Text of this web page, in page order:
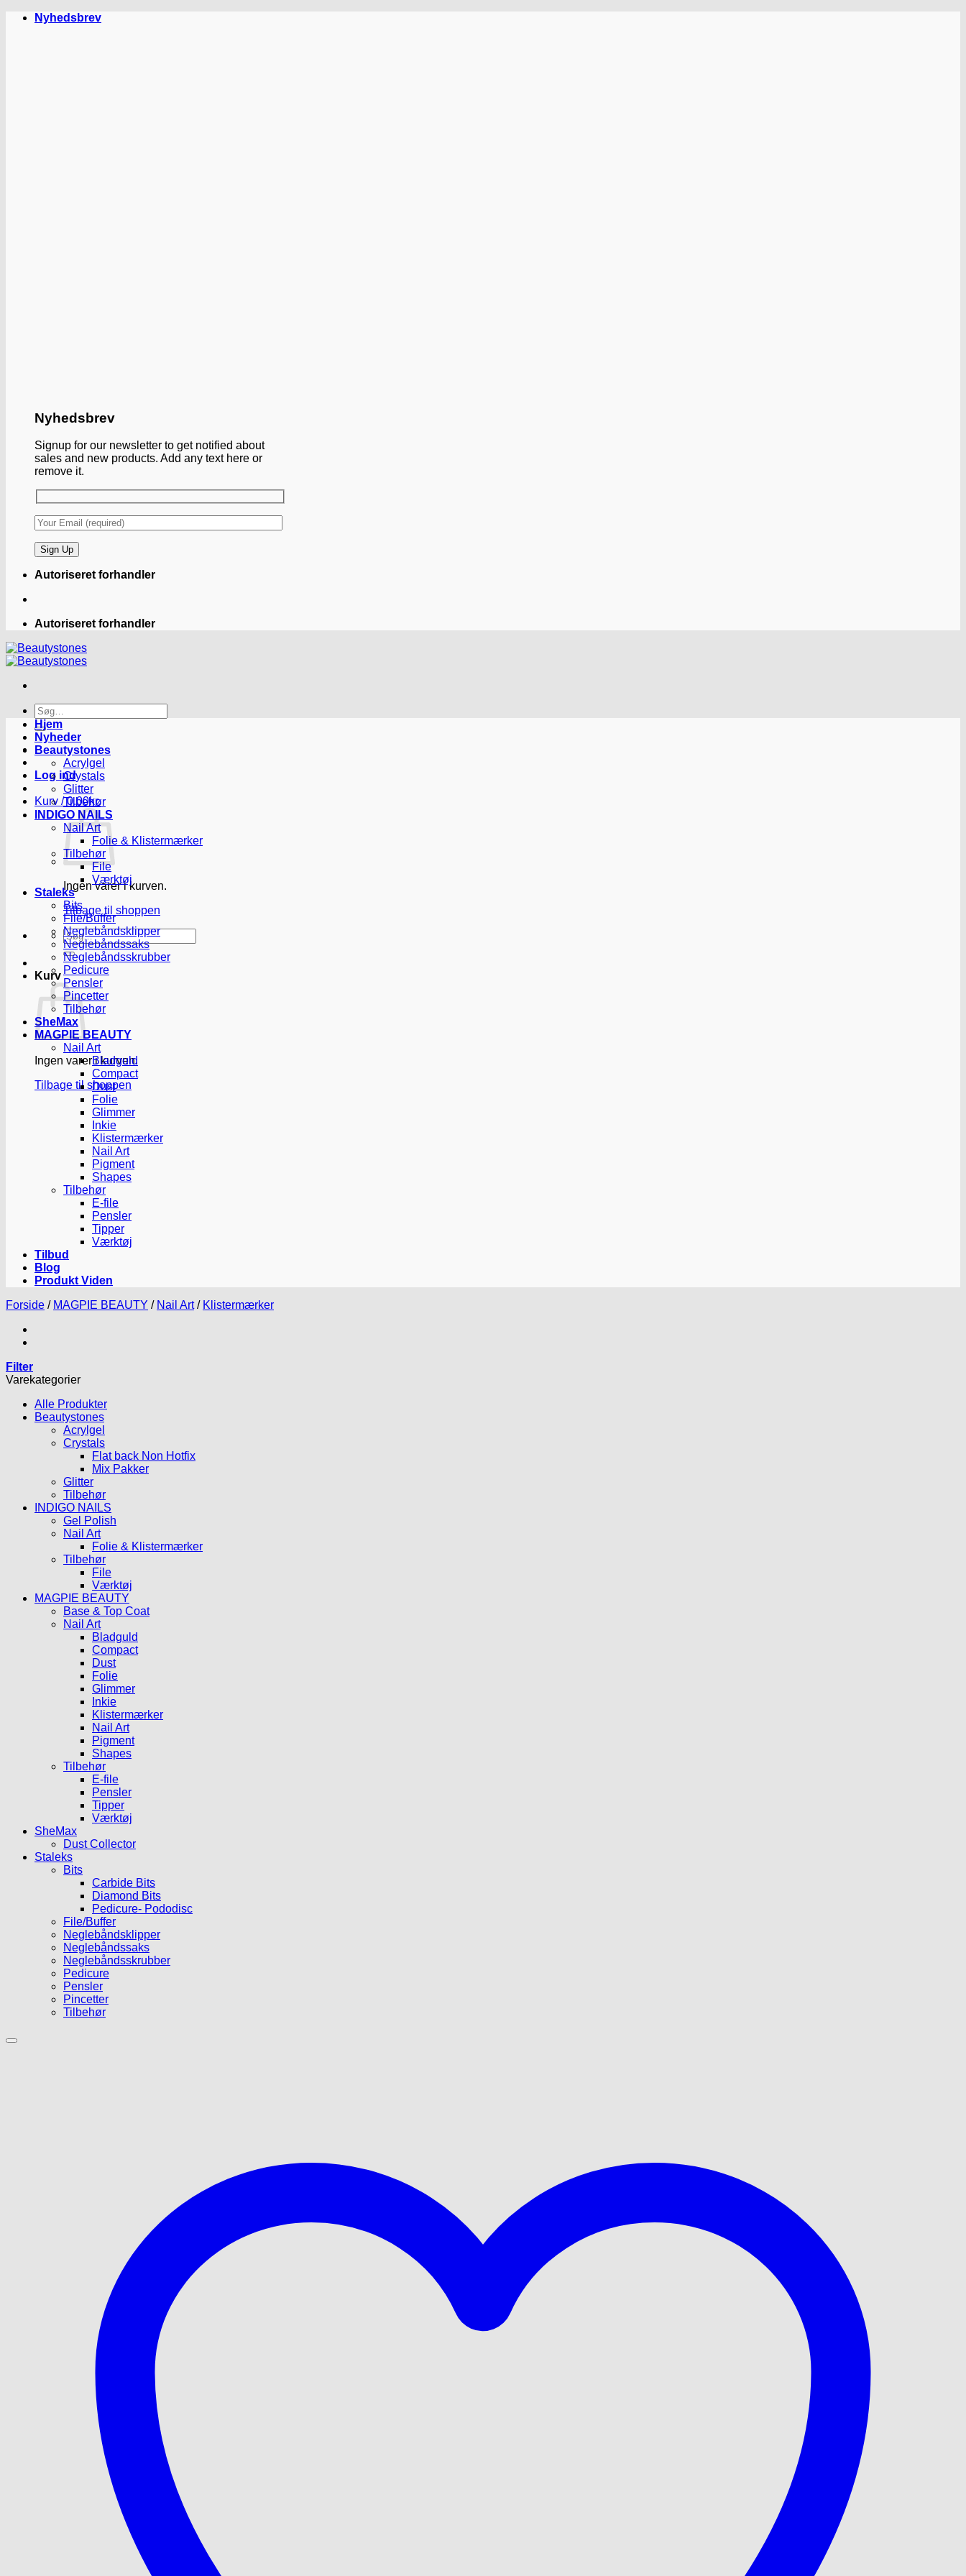
FortsætNyhedsbrev
Nyhedsbrev
Signup for our newsletter to get notified about
sales and new products. Add any text here or
remove it.
Autoriseret forhandler
Autoriseret forhandler
Søg
efter:
Log ind
Kurv /0.00kr.
Ingen varer i kurven.
Tilbage til shoppen
Søg
efter:
Kurv
Ingen varer i kurven.
Tilbage til shoppen
Hjem
Nyheder
Beautystones
Acrylgel
Crystals
Glitter
Tilbehør
INDIGO NAILS
Nail Art
Folie & Klistermærker
Tilbehør
File
Værktøj
Staleks
Bits
File/Buffer
Neglebåndsklipper
Neglebåndssaks
Neglebåndsskrubber
Pedicure
Pensler
Pincetter
Tilbehør
SheMax
MAGPIE BEAUTY
Nail Art
Bladguld
Compact
Dust
Folie
Glimmer
Inkie
Klistermærker
Nail Art
Pigment
Shapes
Tilbehør
E-file
Pensler
Tipper
Værktøj
Tilbud
Blog
Produkt Viden
Forside / MAGPIE BEAUTY / Nail Art / Klistermærker
Filter
Varekategorier
Alle Produkter
Beautystones
Acrylgel
Crystals
Flat back Non Hotfix
Mix Pakker
Glitter
Tilbehør
INDIGO NAILS
Gel Polish
Nail Art
Folie & Klistermærker
Tilbehør
File
Værktøj
MAGPIE BEAUTY
Base & Top Coat
Nail Art
Bladguld
Compact
Dust
Folie
Glimmer
Inkie
Klistermærker
Nail Art
Pigment
Shapes
Tilbehør
E-file
Pensler
Tipper
Værktøj
SheMax
Dust Collector
Staleks
Bits
Carbide Bits
Diamond Bits
Pedicure- Pododisc
File/Buffer
Neglebåndsklipper
Neglebåndssaks
Neglebåndsskrubber
Pedicure
Pensler
Pincetter
Tilbehør